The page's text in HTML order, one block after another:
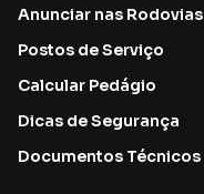
Anunciar nas Rodovias
Postos de Serviço
Calcular Pedágio
Dicas de Segurança
Documentos Técnicos